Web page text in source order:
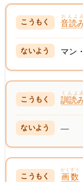
音読
おんよ
マン
訓読
くんよ
—
画数
かくすう